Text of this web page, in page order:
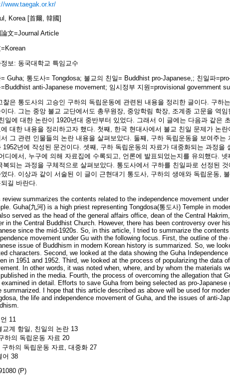
www.taegak.or.kr/
Korea [首爾, 韓國]
文=Journal Article
정보: 동국대학교 특임교수
= Guha; 통도사= Tongdosa; 불교의 친일= Buddhist pro-Japanese,; 친일파
=Buddhist anti-Japanese movement; 임시정부 지원=provisional government
찰은 통도사의 고승인 구하의 독립운동에 관련된 내용을 정리한 글이다. 구하
이다. 그는 중앙 불교 교단에서도 총무원장, 중앙학림 학장, 조계종 고문을 역
일에 대한 논란이 1920년대 중반부터 있었다. 그래서 이 글에는 다음과 같은
대한 내용을 정리하고자 했다. 첫째, 한국 현대사에서 불교 친일 문제가 논
서 그 관련 인물들의 논란 내용을 살펴보았다. 둘째, 구하 독립운동을 보여주는
1952년에 작성된 문건이다. 셋째, 구하 독립운동의 자료가 대중화되는 과정을
디에서, 누구에 의해 자료집에 수록되고, 언론에 발표되었는지를 유의했다.
복되는 과정을 구체적으로 살펴보았다. 통도사에서 구하를 친일파로 선정된
였다. 이상과 같이 서술된 이 글이 근현대기 통도사, 구하의 생애와 독립운동,
되길 바란다.
review summarizes the contents related to the independence movement
Guha(九河) is a high priest representing Tongdosa(통도사) Temple in
served as the head of the general affairs office, dean of the Central
in the Central Buddhist Church. However, there has been controversy over
since the mid-1920s. So, in this article, I tried to summarize the
movement under Gu with the following focus. First, the outline of
issue of Buddhism in modern Korean history is summarized. So, we
characters. Second, we looked at the data showing the Guha
in 1951 and 1952. Third, we looked at the process of popularizing the data
In other words, it was noted when, where, and by whom the materials
in the media. Fourth, the process of overcoming the allegation that
examined in detail. Efforts to save Guha from being selected as pro-Japanese
summarized. I hope that this article described as above will be used for
the life and independence movement of Guha, and the issues of anti-
언 11
교계 항일, 친일의 논란 13
하의 독립운동 자료 20
구하의 독립운동 자료, 대중화 27
어 38
(P)